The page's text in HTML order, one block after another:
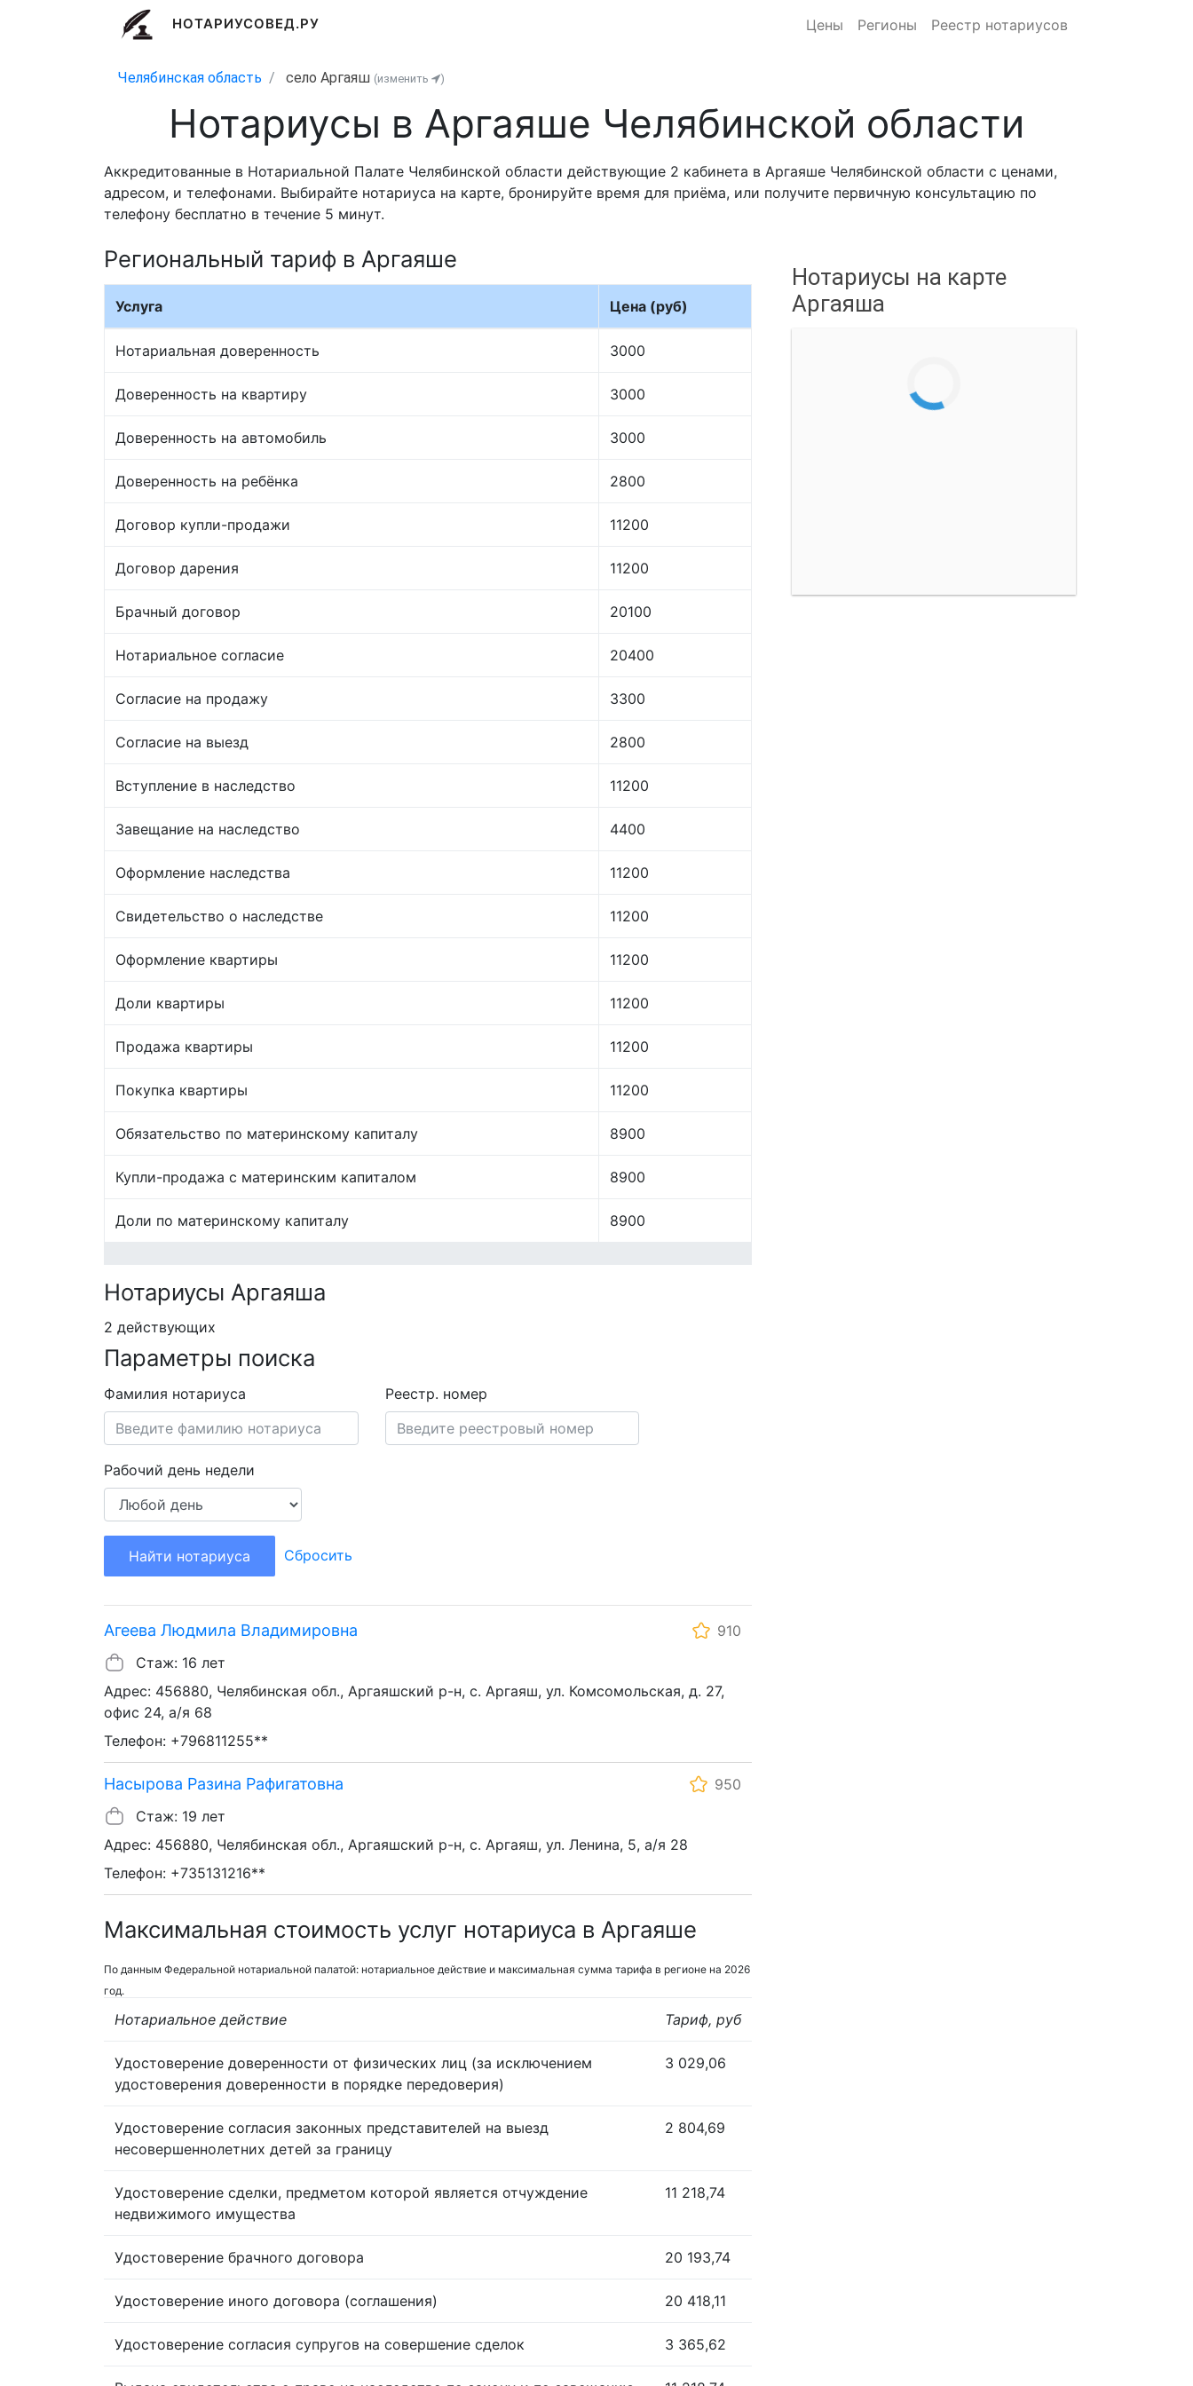
НОТАРИУСОВЕД.РУ Цены Регионы Реестр нотариусов
Челябинская область село Аргаяш (изменить )
Нотариусы в Аргаяше Челябинской области
Аккредитованные в Нотариальной Палате Челябинской области действующие 2 кабинета в Аргаяше Челябинской области с ценами,
адресом, и телефонами. Выбирайте нотариуса на карте, бронируйте время для приёма, или получите первичную консультацию по
телефону бесплатно в течение 5 минут.
Региональный тариф в Аргаяше
Услуга Цена (руб)
Нотариальная доверенность 3000
Доверенность на квартиру 3000
Доверенность на автомобиль 3000
Доверенность на ребёнка 2800
Договор купли-продажи 11200
Договор дарения 11200
Брачный договор 20100
Нотариальное согласие 20400
Согласие на продажу 3300
Согласие на выезд 2800
Вступление в наследство 11200
Завещание на наследство 4400
Оформление наследства 11200
Свидетельство о наследстве 11200
Оформление квартиры 11200
Доли квартиры 11200
Продажа квартиры 11200
Покупка квартиры 11200
Обязательство по материнскому капиталу 8900
Купли-продажа с материнским капиталом 8900
Доли по материнскому капиталу 8900
Нотариусы Аргаяша
2 действующих
Параметры поиска
Фамилия нотариуса Реестр. номер
Рабочий день недели
Найти нотариуса Сбросить
Агеева Людмила Владимировна
910
Стаж: 16 лет
Адрес: 456880, Челябинская обл., Аргаяшский р-н, с. Аргаяш, ул. Комсомольская, д. 27,
офис 24, а/я 68
Телефон: +796811255**
Насырова Разина Рафигатовна
950
Стаж: 19 лет
Адрес: 456880, Челябинская обл., Аргаяшский р-н, с. Аргаяш, ул. Ленина, 5, а/я 28
Телефон: +735131216**
Максимальная стоимость услуг нотариуса в Аргаяше
По данным Федеральной нотариальной палатой: нотариальное действие и максимальная сумма тарифа в регионе на 2026
год.
Нотариальное действие Тариф, руб
Удостоверение доверенности от физических лиц (за исключением
удостоверения доверенности в порядке передоверия)
3 029,06
Удостоверение согласия законных представителей на выезд
несовершеннолетних детей за границу
2 804,69
Удостоверение сделки, предметом которой является отчуждение
недвижимого имущества
11 218,74
Удостоверение брачного договора 20 193,74
Удостоверение иного договора (соглашения) 20 418,11
Удостоверение согласия супругов на совершение сделок 3 365,62
Нотариусы на карте
Аргаяша